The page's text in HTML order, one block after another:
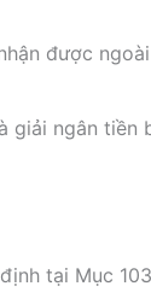
được
giải ngân tiền
tại Mục